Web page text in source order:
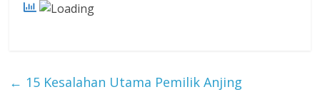
← 15 Kesalahan Utama Pemilik Anjing